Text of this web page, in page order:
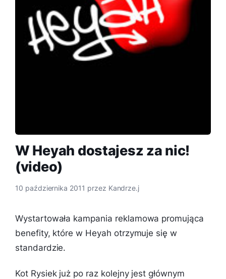
W Heyah dostajesz za nic!
(video)
10 października 2011 przez Kandrze.j
Wystartowała kampania reklamowa promująca
benefity, które w Heyah otrzymuje się w
standardzie.
Kot Rysiek już po raz kolejny jest głównym